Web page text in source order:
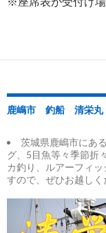
鹿嶋市 釣船 清栄丸
茨城県鹿嶋市にあ
グ、5目魚等々季節折
カ釣り、ルアーフィ
すので、ぜひお越しく